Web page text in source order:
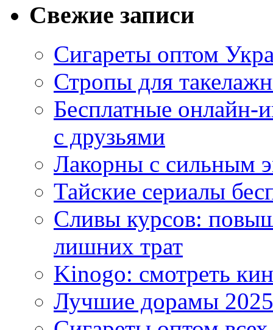
Свежие записи
Сигареты оптом
Стропы для
Бесплатные
с друзьями
Лакорны с сильным
Тайские сериалы
Сливы курсов:
лишних трат
Kinogo: смотреть
Лучшие дорамы